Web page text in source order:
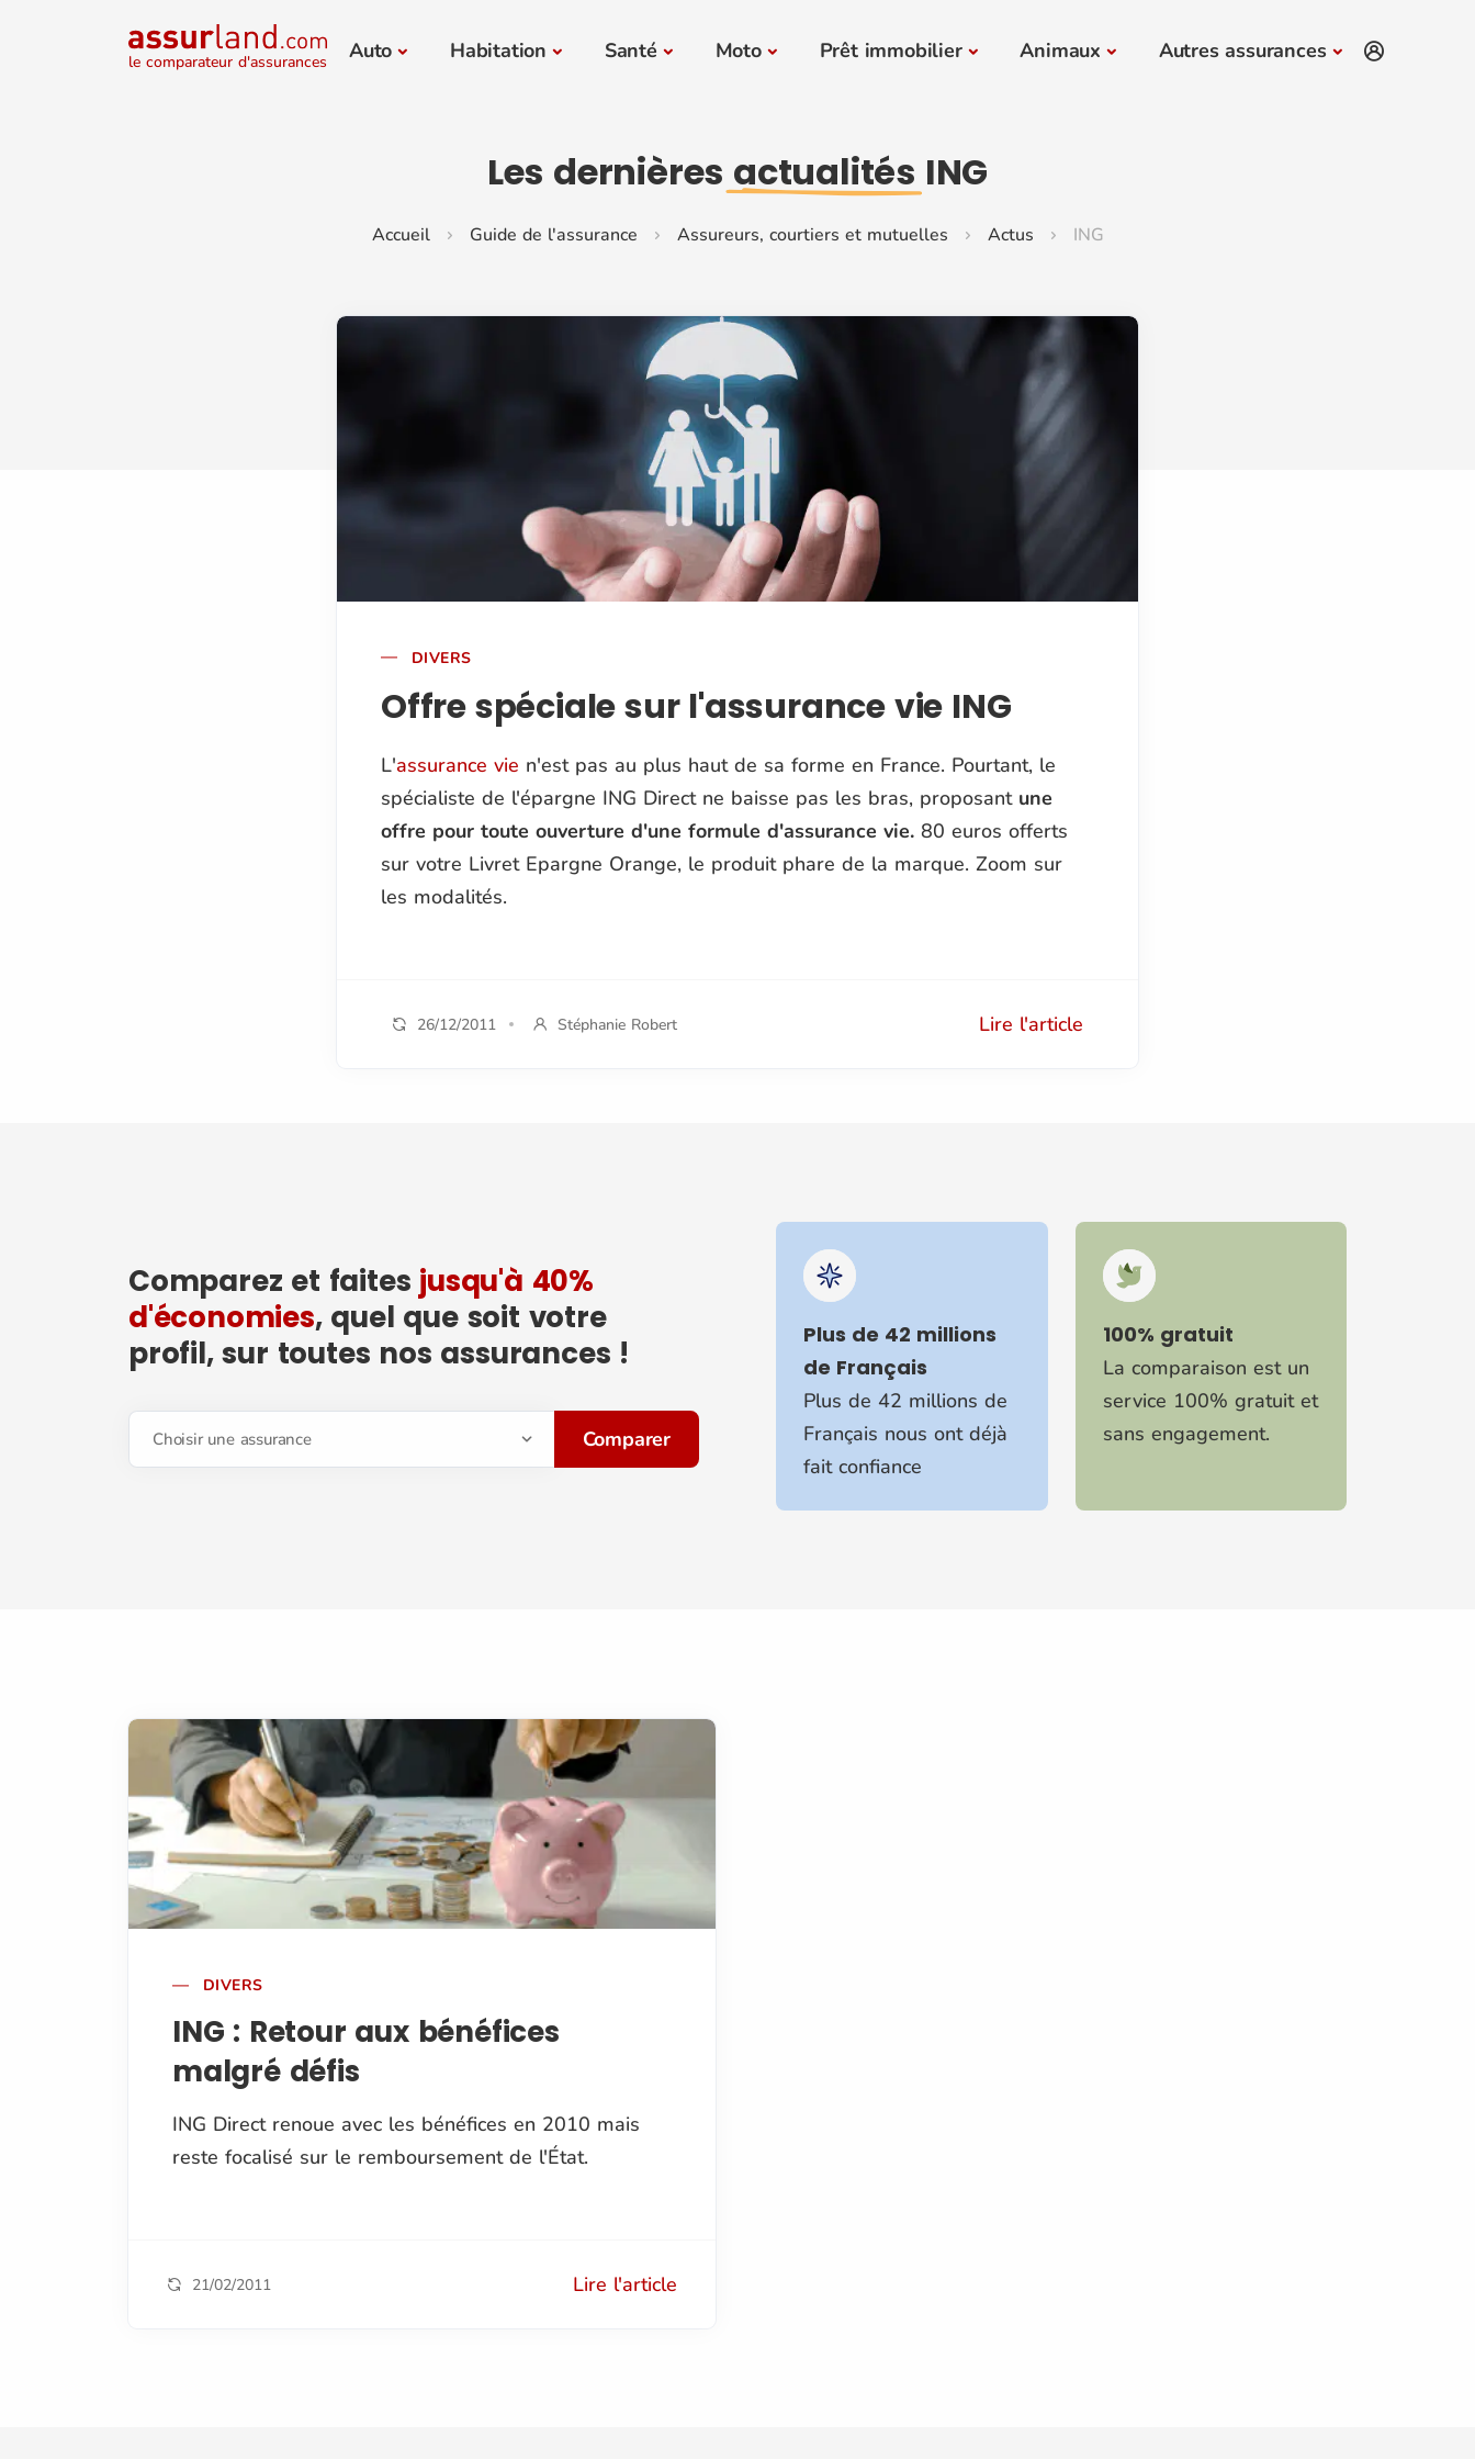
le comparateur d'assurances Auto Habitation Santé Moto Prêt immobilier Animaux Autres assurances
Les dernières actualités ING
Accueil Guide de l'assurance Assureurs, courtiers et mutuelles Actus ING
DIVERS
Offre spéciale sur l'assurance vie ING
L'assurance vie n'est pas au plus haut de sa forme en France. Pourtant, le
spécialiste de l'épargne ING Direct ne baisse pas les bras, proposant une
offre pour toute ouverture d'une formule d'assurance vie. 80 euros offerts
sur votre Livret Epargne Orange, le produit phare de la marque. Zoom sur
les modalités.
26/12/2011 Stéphanie Robert Lire l'article
Plus de 42 millions
de Français
Plus de 42 millions de
Français nous ont déjà
fait confiance
100% gratuit
La comparaison est un
service 100% gratuit et
sans engagement.
Comparez et faites jusqu'à 40%
d'économies, quel que soit votre
profil, sur toutes nos assurances !
Choisir une assurance Comparer
DIVERS
ING : Retour aux bénéfices
malgré défis
ING Direct renoue avec les bénéfices en 2010 mais
reste focalisé sur le remboursement de l'État.
21/02/2011 Lire l'article